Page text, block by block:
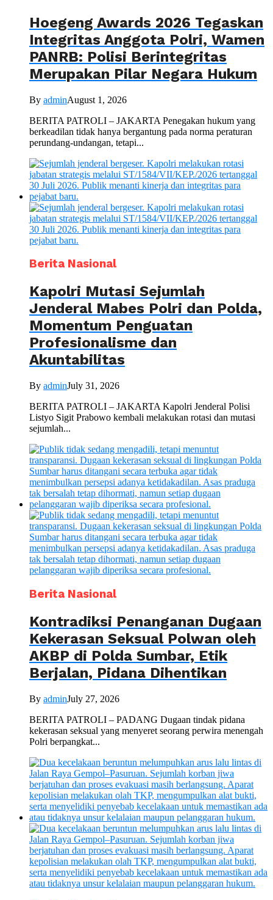
Hoegeng Awards 2026 Tegaskan
Integritas Anggota Polri, Wamen
PANRB: Polisi Berintegritas
Merupakan Pilar Negara Hukum
By adminAugust 1, 2026
BERITA PATROLI – JAKARTA Penegakan hukum yang
berkeadilan tidak hanya bergantung pada norma peraturan
perundang-undangan, tetapi...
Berita Nasional
Kapolri Mutasi Sejumlah
Jenderal Mabes Polri dan Polda,
Momentum Penguatan
Profesionalisme dan
Akuntabilitas
By adminJuly 31, 2026
BERITA PATROLI – JAKARTA Kapolri Jenderal Polisi
Listyo Sigit Prabowo kembali melakukan rotasi dan mutasi
sejumlah...
Berita Nasional
Kontradiksi Penanganan Dugaan
Kekerasan Seksual Polwan oleh
AKBP di Polda Sumbar, Etik
Berjalan, Pidana Dihentikan
By adminJuly 27, 2026
BERITA PATROLI – PADANG Dugaan tindak pidana
kekerasan seksual yang menyeret seorang perwira menengah
Polri berpangkat...